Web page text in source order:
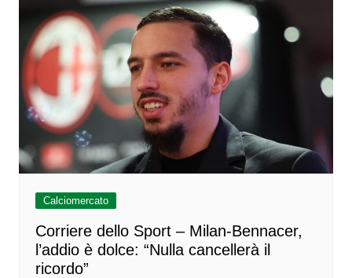
Calciomercato
Corriere dello Sport – Milan-Bennacer,
l’addio è dolce: “Nulla cancellerà il
ricordo”